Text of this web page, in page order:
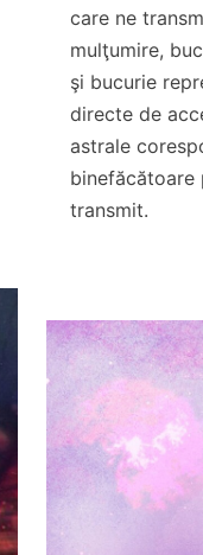
care ne
mulţumire,
şi bucurie
directe de
astrale
binefăcătoare
transmit.